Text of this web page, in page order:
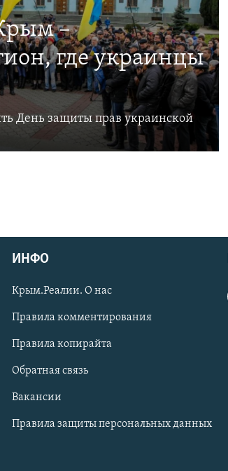
–
где украинцы
День защиты прав украинской
ИНФО
Крым.Реалии. О нас
Правила комментирования
Правила копирайта
Обратная связь
Вакансии
Правила защиты персональных данных